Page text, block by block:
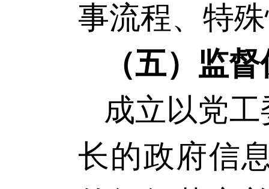
事流程、特
（五）监
成立以党
长的政府信